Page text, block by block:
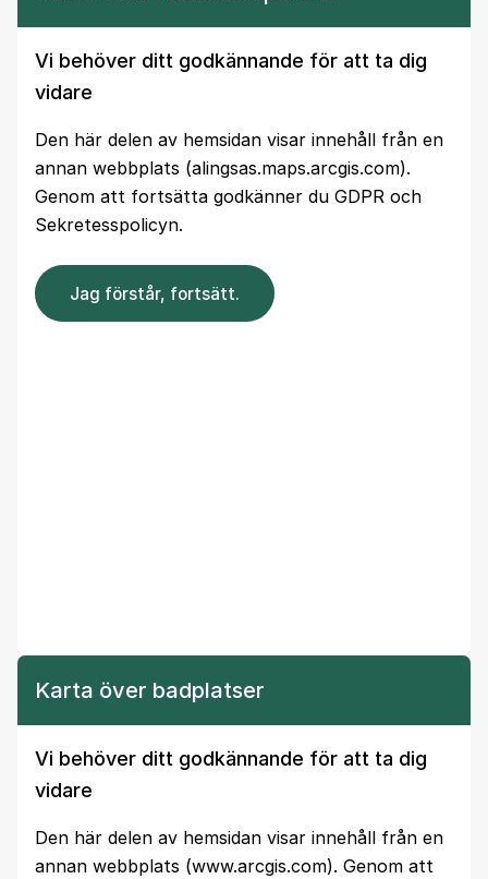
Vi behöver ditt godkännande för att ta dig
vidare
Den här delen av hemsidan visar innehåll från en
annan webbplats (alingsas.maps.arcgis.com).
Genom att fortsätta godkänner du GDPR och
Sekretesspolicyn.
Jag förstår, fortsätt.
Karta över badplatser
Vi behöver ditt godkännande för att ta dig
vidare
Den här delen av hemsidan visar innehåll från en
annan webbplats (www.arcgis.com). Genom att